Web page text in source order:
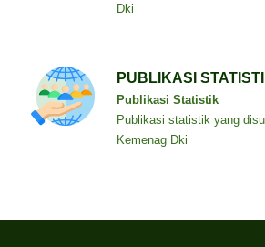
Dki
PUBLIKASI
Publikasi Statistik
Publikasi statistik yang
Kemenag Dki